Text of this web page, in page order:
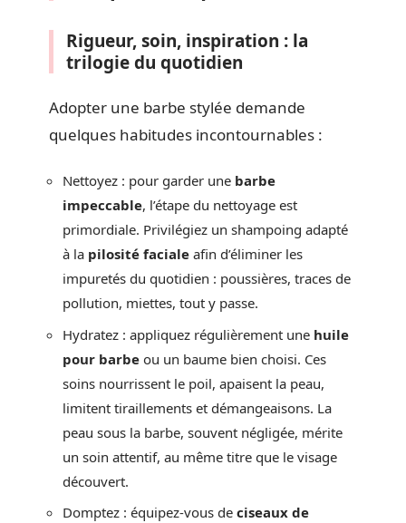
Rigueur, soin, inspiration : la
trilogie du quotidien
Adopter une barbe stylée demande
quelques habitudes incontournables :
Nettoyez : pour garder une barbe
impeccable, l’étape du nettoyage est
primordiale. Privilégiez un shampoing adapté
à la pilosité faciale afin d’éliminer les
impuretés du quotidien : poussières, traces de
pollution, miettes, tout y passe.
Hydratez : appliquez régulièrement une huile
pour barbe ou un baume bien choisi. Ces
soins nourrissent le poil, apaisent la peau,
limitent tiraillements et démangeaisons. La
peau sous la barbe, souvent négligée, mérite
un soin attentif, au même titre que le visage
découvert.
Domptez : équipez-vous de ciseaux de